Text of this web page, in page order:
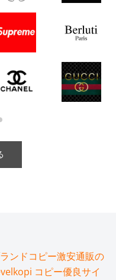
ンドコピー激安通販の
コピー優良サイ